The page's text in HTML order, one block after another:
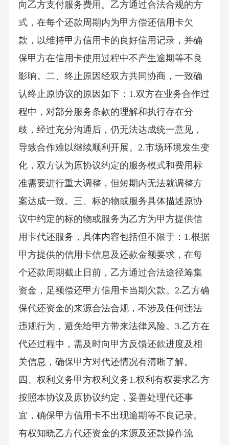
向乙方支付服务费用。乙方通过合法合规的方
式，在每个还款周期内为甲方偿还信用卡欠
款，以维持甲方信用卡的良好信用记录，并确
保甲方在信用卡使用过程中不产生逾期等不良
影响。二、终止原因经双方共同协商，一致确
认终止原协议的原因如下：1.双方在业务合作过
程中，对部分服务条款的理解和执行存在分
歧，经过充分沟通后，仍无法达成统一意见，
导致合作难以继续顺利开展。2.市场环境发生变
化，双方认为原协议约定的服务模式和费用标
准需要进行重大调整，但短期内无法就调整方
案达成一致。三、标的物或服务具体描述原协
议中约定的标的物或服务为乙方为甲方提供信
用卡代还服务，具体内容包括但不限于：1.根据
甲方提供的信用卡信息及还款金额要求，在每
个还款周期截止日前，乙方通过合法途径筹集
资金，足额偿还甲方信用卡当期欠款。2.乙方确
保代还资金的来源合法合规，不涉及任何违法
违规行为，避免给甲方带来法律风险。3.乙方在
代还过程中，需及时向甲方反馈还款进度及相
关信息，确保甲方对代还情况有清晰了解。
四、权利义务甲方权利义务1.权利有权要求乙方
按照本协议及原协议约定，妥善处理代还事
宜，确保甲方信用卡不出现逾期等不良记录。
有权知晓乙方代还资金的来源及还款操作流